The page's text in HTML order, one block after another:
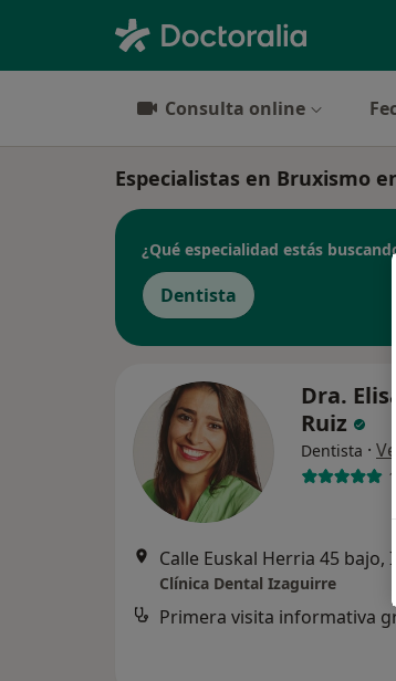
Consulta online
Especialistas en Bruxismo
¿Qué especialidad estás
Dentista
Dra.
Ruiz
Dentista ·
Calle Euskal Herria 45 bajo,
Clínica Dental Izaguirre